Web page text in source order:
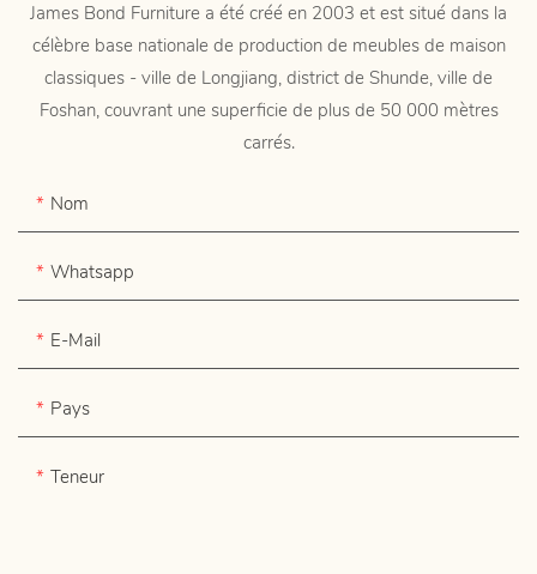
James Bond Furniture a été créé en 2003 et est situé dans la
célèbre base nationale de production de meubles de maison
classiques - ville de Longjiang, district de Shunde, ville de
Foshan, couvrant une superficie de plus de 50 000 mètres
carrés.
Nom
Whatsapp
E-Mail
Pays
Teneur